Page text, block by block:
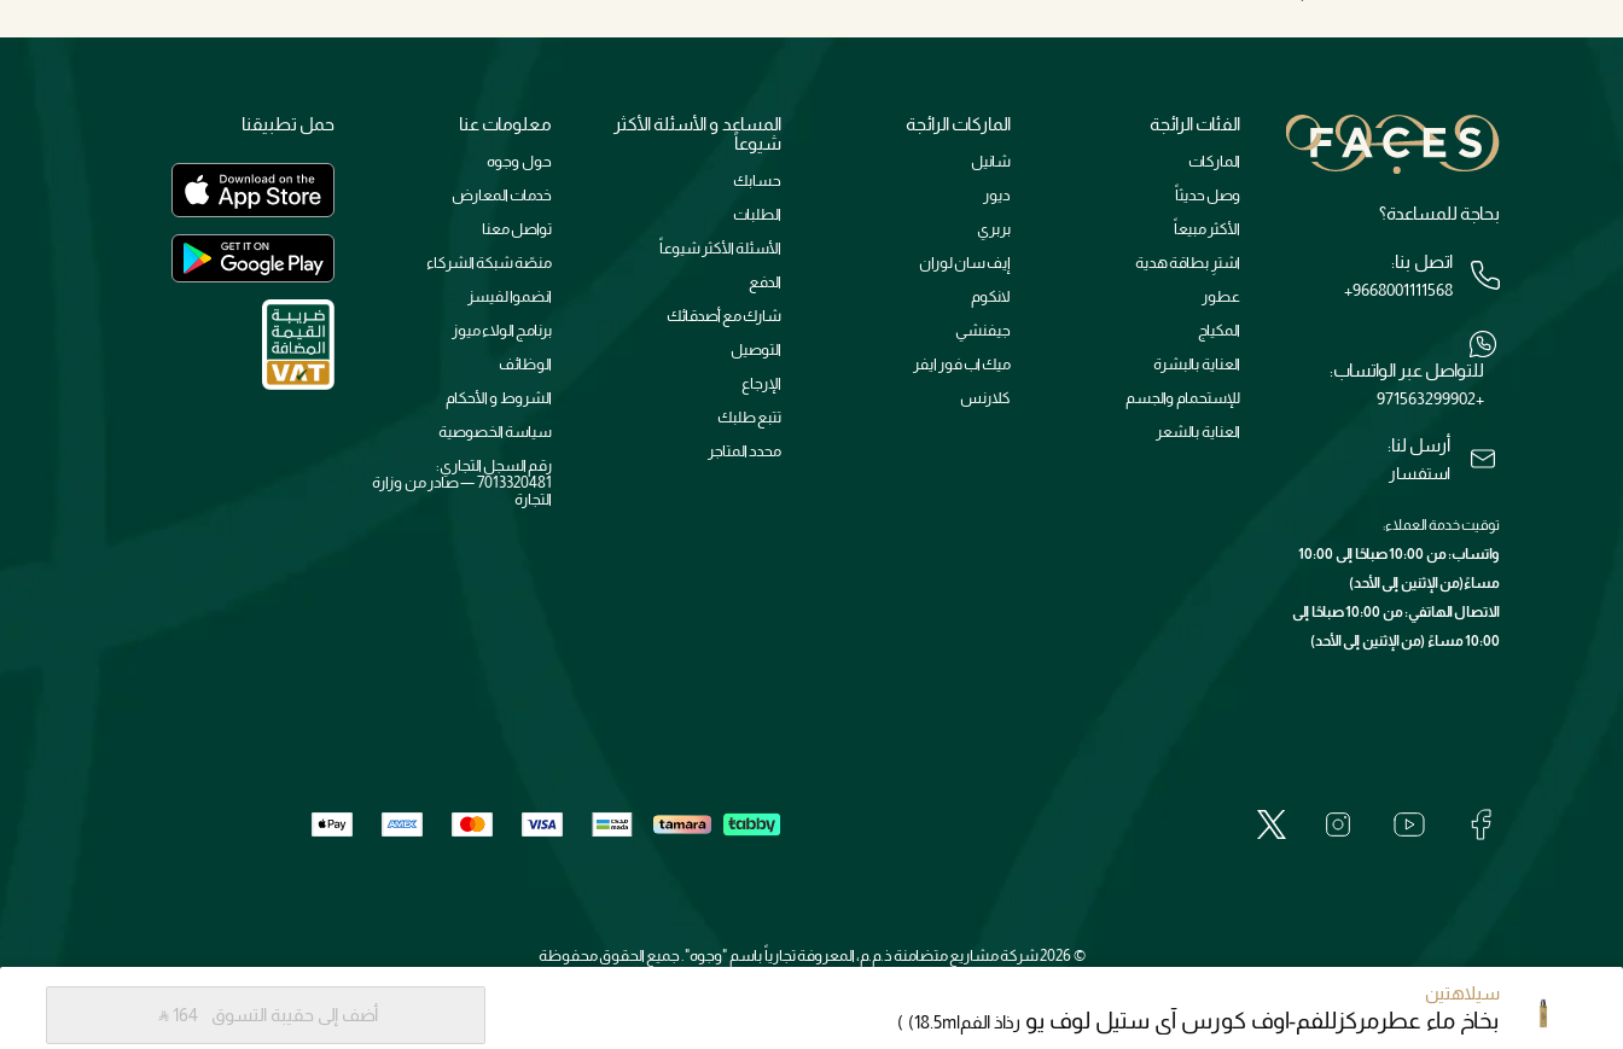
سيلاهتين
بخاخ ماء عطرمركزللفم-اوف كورس آي ستيل لوف يو رذاذ الفم(18.5ml) أضف إلى حقيبة التسوق ‎ ⃁ ⁦164⁩ ‎
بحاجة للمساعدة؟
اتصل بنا:
+9668001111568
للتواصل عبر الواتساب:
+971563299902
أرسل لنا:
استفسار
توقيت خدمة العملاء:
واتساب: من 10:00 صباحًا إلى 10:00
مساءً(من الإثنين إلى الأحد)
الاتصال الهاتفي: من 10:00 صباحًا إلى
10:00 مساءً (من الإثنين إلى الأحد)
الفئات الرائجة
الماركات
وصل حديثاً
الأكثر مبيعاً
اشترِ بطاقة هدية
عطور
المكياج
العناية بالبشرة
للإستحمام والجسم
العناية بالشعر
الماركات الرائجة
شانيل
ديور
بربري
إيف سان لوران
لانكوم
جيفنشي
ميك اب فور ايفر
كلارنس
المساعد و الأسئلة الأكثر
شيوعاً
حسابك
الطلبات
الأسئلة الأكثر شيوعاً
الدفع
شارك مع أصدقائك
التوصيل
الإرجاع
تتبع طلبك
محدد المتاجر
معلومات عنا
حول وجوه
خدمات المعارض
تواصل معنا
منصّة شبكة الشركاء
انضموا لفيسز
برنامج الولاء ميوز
الوظائف
الشروط و الأحكام
سياسة الخصوصية
رقم السجل التجاري:
7013320481 — صادر من وزارة
التجارة
حمل تطبيقنا
2026 ©شركة مشاريع متضامنة ذ.م.م، المعروفة تجارياً باسم "وجوه". جميع الحقوق محفوظة